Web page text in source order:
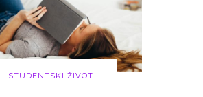
STUDENTSKI ŽIVOT